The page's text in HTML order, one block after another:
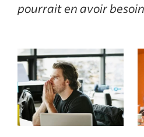
pourrait en avoir